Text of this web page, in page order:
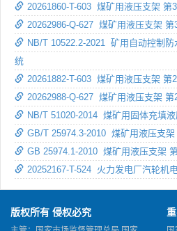
20261860-T-603 煤矿用液压支架 第
20262986-Q-627 煤矿用液压支架
NB/T 10522.2-2021 矿用自动控制
统
20261882-T-603 煤矿用液压支架 第
20262988-Q-627 煤矿用液压支架
NB/T 51020-2014 煤矿用固体充填
GB/T 25974.3-2010 煤矿用液压支
GB 25974.1-2010 煤矿用液压支架
20252167-T-524 火力发电厂汽轮机
版权所有 侵权必究